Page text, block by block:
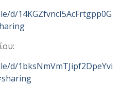
d/14KGZfvncI5AcFrtgpp0G
d/1bksNmVmTJipf2DpeYvi